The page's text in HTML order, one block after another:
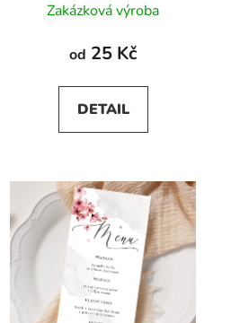
Zakázková výroba
od 25 Kč
DETAIL